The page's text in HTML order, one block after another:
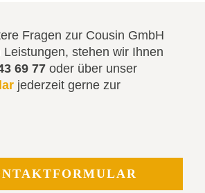
Fragen zur Cousin GmbH
stehen wir Ihnen
69 77 oder über unser
jederzeit gerne zur